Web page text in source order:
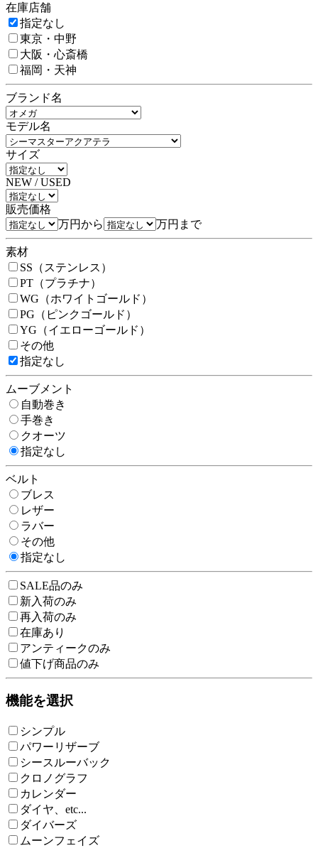
在庫店舗
指定なし
東京・中野
大阪・心斎橋
福岡・天神
ブランド名
モデル名
サイズ
NEW / USED
販売価格
万円から
万円まで
素材
SS（ステンレス）
PT（プラチナ）
WG（ホワイトゴールド）
PG（ピンクゴールド）
YG（イエローゴールド）
その他
指定なし
ムーブメント
自動巻き
手巻き
クオーツ
指定なし
ベルト
ブレス
レザー
ラバー
その他
指定なし
SALE品のみ
新入荷のみ
再入荷のみ
在庫あり
アンティークのみ
値下げ商品のみ
機能を選択
シンプル
パワーリザーブ
シースルーバック
クロノグラフ
カレンダー
ダイヤ、etc...
ダイバーズ
ムーンフェイズ